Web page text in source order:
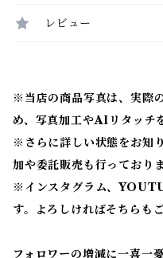
レビュー
※当店の商品写真は、実際
め、写真加工やAIリタッチ
※ さらに詳しい状態をお知
加や委託販売も行っており
※ インスタグラム、
す。よろしければそちらも
フォロワーの増減に一喜一